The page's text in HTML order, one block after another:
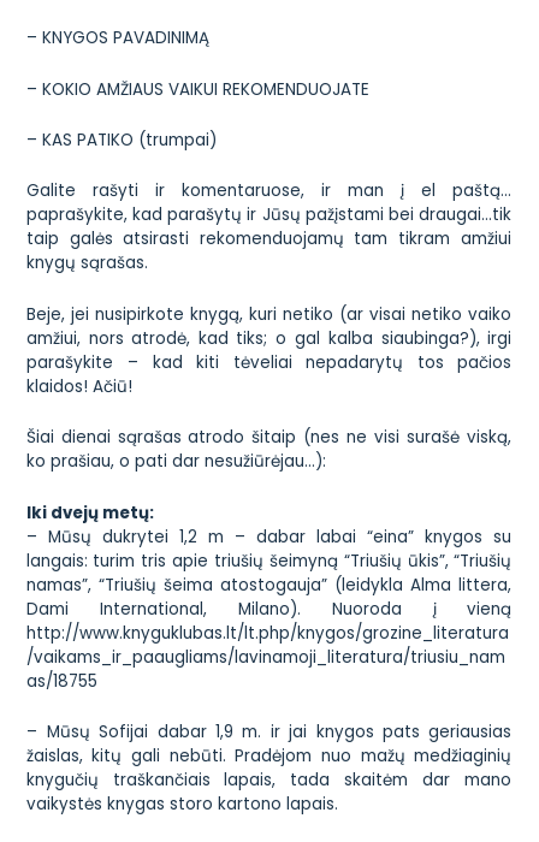
– KNYGOS PAVADINIMĄ
– KOKIO AMŽIAUS VAIKUI REKOMENDUOJATE
– KAS PATIKO (trumpai)
Galite rašyti ir komentaruose, ir man į el paštą…
paprašykite, kad parašytų ir Jūsų pažįstami bei draugai…tik
taip galės atsirasti rekomenduojamų tam tikram amžiui
knygų sąrašas.
Beje, jei nusipirkote knygą, kuri netiko (ar visai netiko vaiko
amžiui, nors atrodė, kad tiks; o gal kalba siaubinga?), irgi
parašykite – kad kiti tėveliai nepadarytų tos pačios
klaidos! Ačiū!
Šiai dienai sąrašas atrodo šitaip (nes ne visi surašė viską,
ko prašiau, o pati dar nesužiūrėjau…):
Iki dvejų metų:
– Mūsų dukrytei 1,2 m – dabar labai “eina” knygos su
langais: turim tris apie triušių šeimyną “Triušių ūkis”, “Triušių
namas”, “Triušių šeima atostogauja” (leidykla Alma littera,
Dami International, Milano). Nuoroda į vieną
http://www.knyguklubas.lt/lt.php/knygos/grozine_literatura
/vaikams_ir_paaugliams/lavinamoji_literatura/triusiu_nam
as/18755
– Mūsų Sofijai dabar 1,9 m. ir jai knygos pats geriausias
žaislas, kitų gali nebūti. Pradėjom nuo mažų medžiaginių
knygučių traškančiais lapais, tada skaitėm dar mano
vaikystės knygas storo kartono lapais.